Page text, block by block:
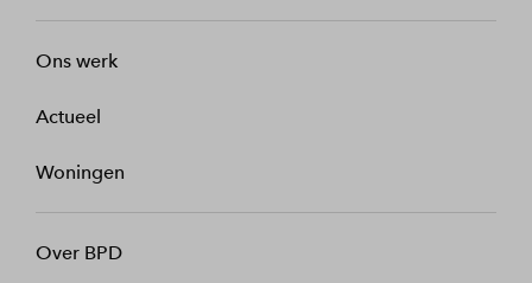
Ons werk
Actueel
Woningen
Over BPD